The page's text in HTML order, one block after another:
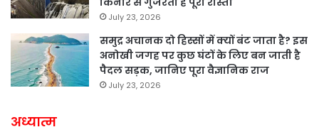
July 23, 2026
समुद्र अचानक दो हिस्सों में क्यों बंट जाता है? इस
अनोखी जगह पर कुछ घंटों के लिए बन जाती है
पैदल सड़क, जानिए पूरा वैज्ञानिक राज
July 23, 2026
अध्यात्म